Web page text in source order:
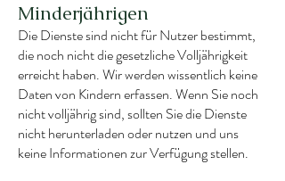
Minderjährigen
Die Dienste sind nicht für Nutzer bestimmt,
die noch nicht die gesetzliche Volljährigkeit
erreicht haben. Wir werden wissentlich keine
Daten von Kindern erfassen. Wenn Sie noch
nicht volljährig sind, sollten Sie die Dienste
nicht herunterladen oder nutzen und uns
keine Informationen zur Verfügung stellen.